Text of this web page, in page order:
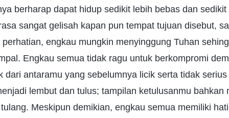
berharap dapat hidup sedikit lebih bebas dan
sangat gelisah kapan pun tempat tujuan disebut,
engkau mungkin menyinggung Tuhan
Engkau semua tidak ragu untuk berkompromi
dari antaramu yang sebelumnya licik serta tidak
lembut dan tulus; tampilan ketulusanmu bahkan
Meskipun demikian, engkau semua memiliki